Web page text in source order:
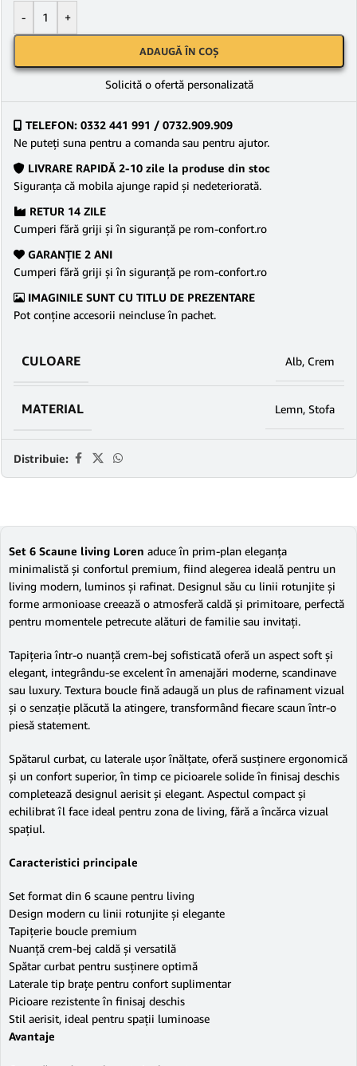
- +
ADAUGĂ ÎN COȘ
Solicită o ofertă personalizată
TELEFON: 0332 441 991 / 0732.909.909
Ne puteţi suna pentru a comanda sau pentru ajutor.
LIVRARE RAPIDĂ 2-10 zile la produse din stoc
Siguranţa că mobila ajunge rapid şi nedeteriorată.
RETUR 14 ZILE
Cumperi fără griji şi în siguranţă pe rom-confort.ro
GARANŢIE 2 ANI
Cumperi fără griji şi în siguranţă pe rom-confort.ro
IMAGINILE SUNT CU TITLU DE PREZENTARE
Pot conține accesorii neincluse în pachet.
CULOARE Alb, Crem
MATERIAL Lemn, Stofa
Distribuie:
Set 6 Scaune living Loren aduce în prim-plan eleganța
minimalistă și confortul premium, fiind alegerea ideală pentru un
living modern, luminos și rafinat. Designul său cu linii rotunjite și
forme armonioase creează o atmosferă caldă și primitoare, perfectă
pentru momentele petrecute alături de familie sau invitați.
Tapițeria într-o nuanță crem-bej sofisticată oferă un aspect soft și
elegant, integrându-se excelent în amenajări moderne, scandinave
sau luxury. Textura boucle fină adaugă un plus de rafinament vizual
și o senzație plăcută la atingere, transformând fiecare scaun într-o
piesă statement.
Spătarul curbat, cu laterale ușor înălțate, oferă susținere ergonomică
și un confort superior, în timp ce picioarele solide în finisaj deschis
completează designul aerisit și elegant. Aspectul compact și
echilibrat îl face ideal pentru zona de living, fără a încărca vizual
spațiul.
Caracteristici principale
Set format din 6 scaune pentru living
Design modern cu linii rotunjite și elegante
Tapițerie boucle premium
Nuanță crem-bej caldă și versatilă
Spătar curbat pentru susținere optimă
Laterale tip brațe pentru confort suplimentar
Picioare rezistente în finisaj deschis
Stil aerisit, ideal pentru spații luminoase
Avantaje